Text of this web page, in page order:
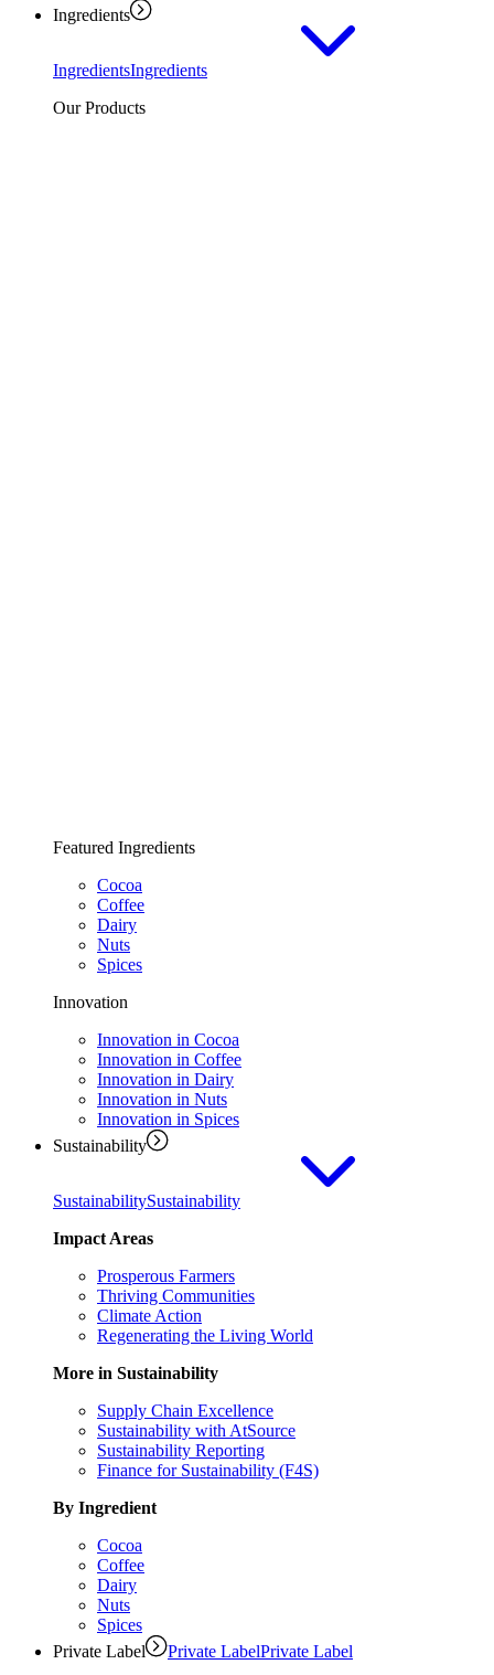
Ingredients
IngredientsIngredients
Our Products
Featured Ingredients
Cocoa
Coffee
Dairy
Nuts
Spices
Innovation
Innovation in Cocoa
Innovation in Coffee
Innovation in Dairy
Innovation in Nuts
Innovation in Spices
Sustainability
SustainabilitySustainability
Impact Areas
Prosperous Farmers
Thriving Communities
Climate Action
Regenerating the Living World
More in Sustainability
Supply Chain Excellence
Sustainability with AtSource
Sustainability Reporting
Finance for Sustainability (F4S)
By Ingredient
Cocoa
Coffee
Dairy
Nuts
Spices
Private Label
Private LabelPrivate Label